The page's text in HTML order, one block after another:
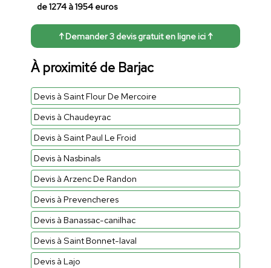
de 1274 à 1954 euros
↑ Demander 3 devis gratuit en ligne ici ↑
À proximité de Barjac
Devis à Saint Flour De Mercoire
Devis à Chaudeyrac
Devis à Saint Paul Le Froid
Devis à Nasbinals
Devis à Arzenc De Randon
Devis à Prevencheres
Devis à Banassac-canilhac
Devis à Saint Bonnet-laval
Devis à Lajo